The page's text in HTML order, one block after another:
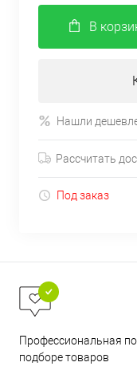
В
Нашли
Рассчитать
Под заказ
Профессиональная
подборе товаров